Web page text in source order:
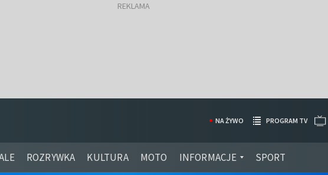
ROZRYWKA KULTURA MOTO INFORMACJE SPORT
NA ŻYWO PROGRAM TV